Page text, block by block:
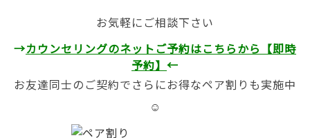
お気軽にご相談下さい
→カウンセリングのネットご予約はこちらから【即時
予約】 ←
お友達同士のご契約でさらにお得なペア割りも実施中
☺